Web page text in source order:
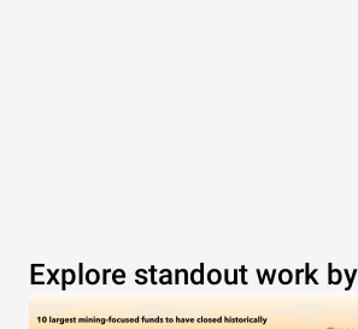
Explore standout work